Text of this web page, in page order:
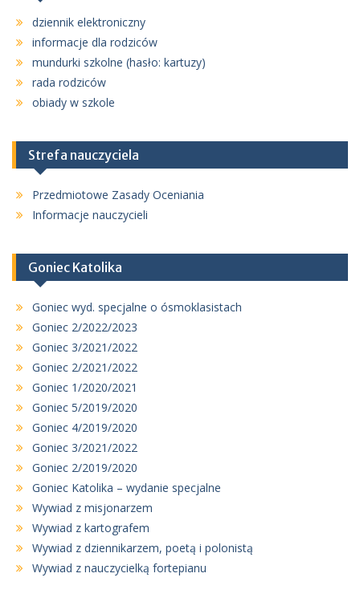
dziennik elektroniczny
informacje dla rodziców
mundurki szkolne (hasło: kartuzy)
rada rodziców
obiady w szkole
Strefa nauczyciela
Przedmiotowe Zasady Oceniania
Informacje nauczycieli
Goniec Katolika
Goniec wyd. specjalne o ósmoklasistach
Goniec 2/2022/2023
Goniec 3/2021/2022
Goniec 2/2021/2022
Goniec 1/2020/2021
Goniec 5/2019/2020
Goniec 4/2019/2020
Goniec 3/2021/2022
Goniec 2/2019/2020
Goniec Katolika – wydanie specjalne
Wywiad z misjonarzem
Wywiad z kartografem
Wywiad z dziennikarzem, poetą i polonistą
Wywiad z nauczycielką fortepianu